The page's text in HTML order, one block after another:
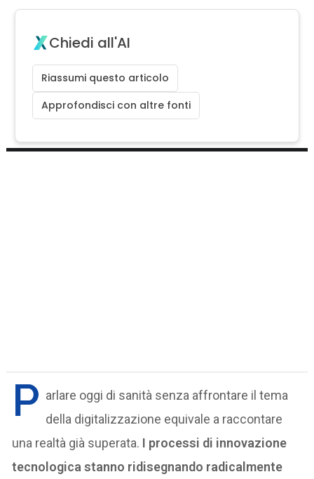
Chiedi all'AI
Riassumi questo articolo
Approfondisci con altre fonti
P arlare oggi di sanità senza affrontare il tema
della digitalizzazione equivale a raccontare
una realtà già superata. I processi di innovazione
tecnologica stanno ridisegnando radicalmente